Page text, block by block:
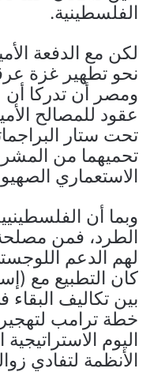
الفلسطينية.
لكن مع الدفعة
نحو تطهير غزة
ومصر أن تدركا أن
عقود للمصالح
تحت ستار
تحميهما من
الاستعماري
وبما أن
الطرد، فمن
لهم الدعم
كان التطبيع مع
بين تكاليف
خطة ترامب
اليوم
الأنظمة لتفادي